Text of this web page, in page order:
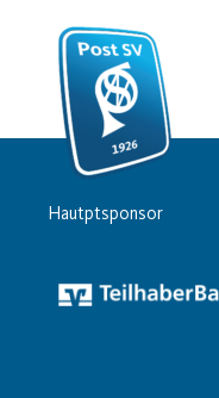
Hautptsponsor